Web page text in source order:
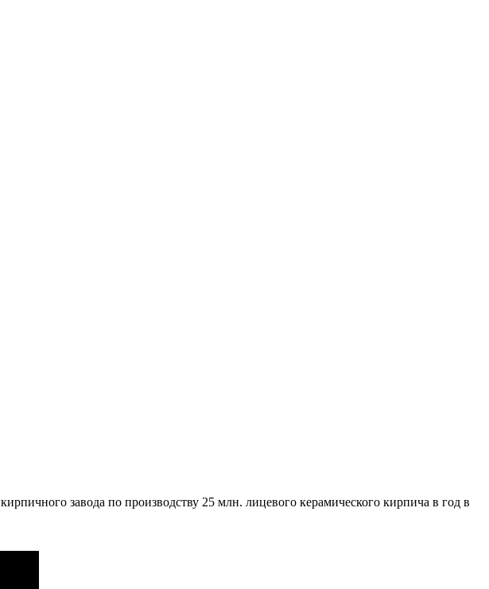
завода по производству 25 млн. лицевого керамического кирпича в год в